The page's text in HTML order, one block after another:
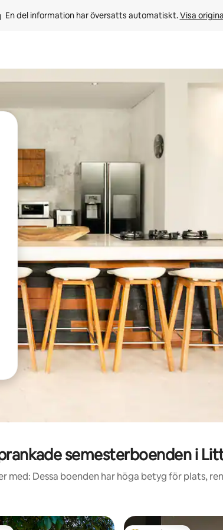
En del information har översatts automatiskt. Visa
och nedåtpilarna eller utforska genom att trycka eller
semesterboenden i
med: Dessa boenden har höga betyg för plats,